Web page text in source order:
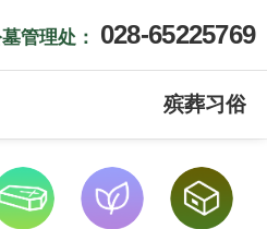
管理处： 028-65225769
殡葬习俗